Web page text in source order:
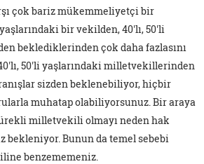
çok bariz mükemmeliyetçi bir
bir vekilden, 40'lı, 50'li
beklediklerinden çok daha fazlasını
50'li yaşlarındaki milletvekillerinden
sizden beklenebiliyor, hiçbir
muhatap olabiliyorsunuz. Bir araya
milletvekili olmayı neden hak
bekleniyor. Bunun da temel sebebi
benzememeniz.